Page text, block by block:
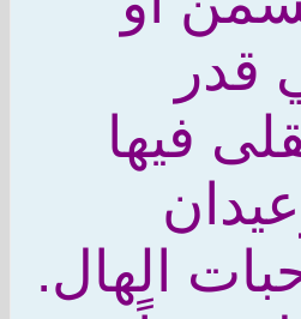
قدر
فيها
الهال.